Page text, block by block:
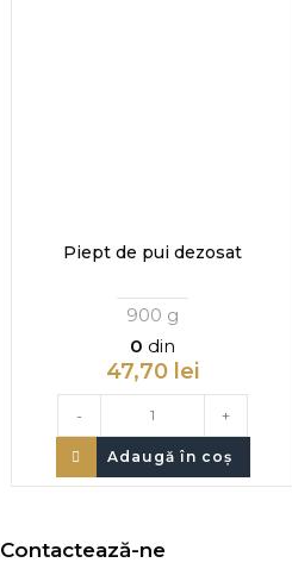
Piept de pui dezosat
900 g
0 din
47,70 lei
- +
Adaugă în coș
Contactează-ne